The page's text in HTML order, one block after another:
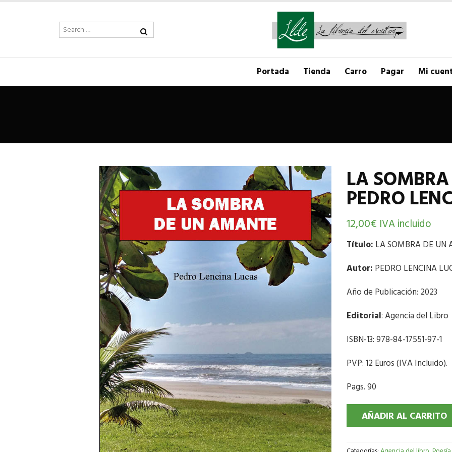
Portada Tienda Carro Pagar Mi
LA
PEDRO
12,00€ IVA incluido
Título: LA SOMBRA DE UN
Autor: PEDRO LENCINA
Año de Publicación: 2023
Editorial: Agencia del Libro
ISBN-13: 978-84-17551-97-1
PVP: 12 Euros (IVA Incluido).
Pags. 90
AÑADIR AL CARRITO